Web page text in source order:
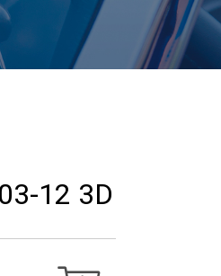
12 3D